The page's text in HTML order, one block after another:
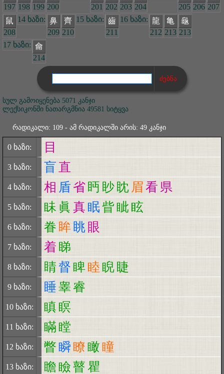
197 198 199 200
201 202 203 204
205 206 207
鼠
208
14 ხაზი: 鼻
209
齊
210
15 ხაზი: 齒
211
16 ხაზი: 龍
212
亀
213
龜
213
17 ხაზი: 龠
214
სულ გამოიყენება 5071 კანჯი
ლექსიკონში ნათარგმნია 49581 სიტყვა
რადიკალი: 109 - ამ რადიკალში არის: 49 კანჯი
0 ხაზი: 目
3 ხაზი: 盲 直
4 ხაზი: 相 盾 省 眄 眇 眈 眉看 県
5 ხაზი: 眛 眞 真 眠眥眦 眩
6 ხაზი: 眷 眸 眺 眼
7 ხაზი: 着 睇
8 ხაზი: 睛督睥睦 睨 睫
9 ხაზი: 睡睾睿
10 ხაზი: 瞋 瞑
11 ხაზი: 瞞瞠
12 ხაზი: 瞥瞬 瞭瞰瞳
13 ხაზი: 瞻瞼瞽瞿